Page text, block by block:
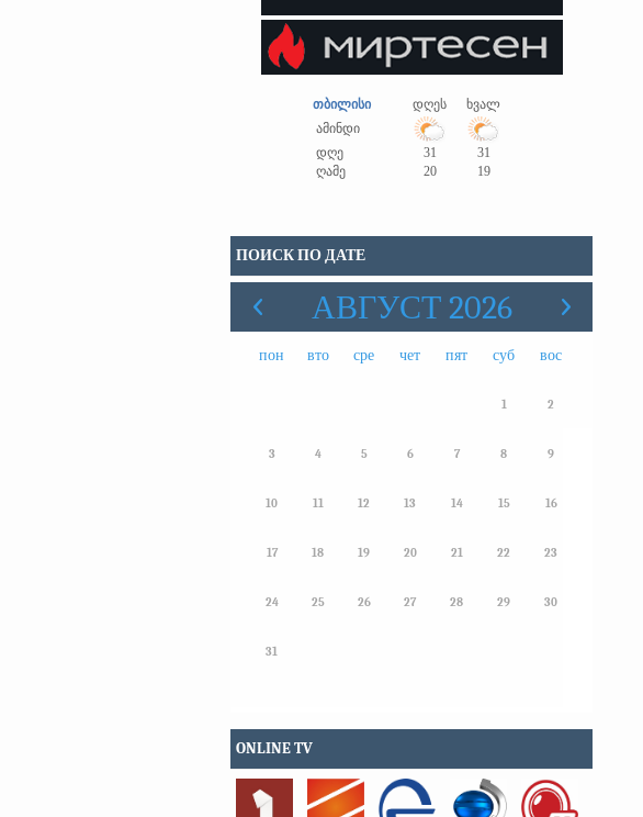
თბილისი დღეს
ხვალ
ამინდი
დღე
31
31
ღამე
20 19
ПОИСК ПО ДАТЕ
АВГУСТ 2026
пон вто сре чет пят суб вос
1 2
3 4 5 6 7 8 9
10 11 12 13 14 15 16
17 18 19 20 21 22 23
24 25 26 27 28 29 30
31
ONLINE TV